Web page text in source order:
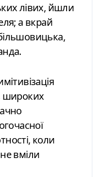
лівих, йшли
а вкрай
широких
коли
вміли